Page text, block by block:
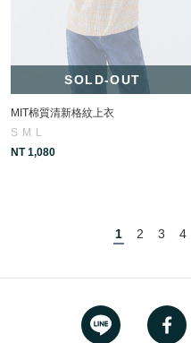
SOLD-OUT
MIT棉質清新格紋上衣
S M L
NT 1,080
1 2 3 4